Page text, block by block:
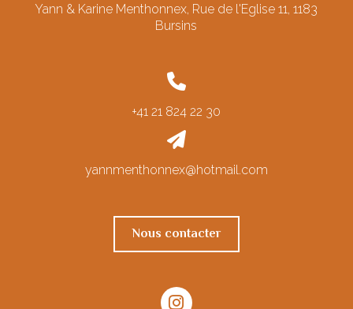
Yann & Karine Menthonnex, Rue de l'Eglise 11, 1183
Bursins
+41 21 824 22 30
yannmenthonnex@hotmail.com
Nous contacter